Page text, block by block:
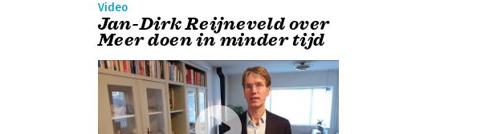
Video
Jan-Dirk Reijneveld over
Meer doen in minder tijd